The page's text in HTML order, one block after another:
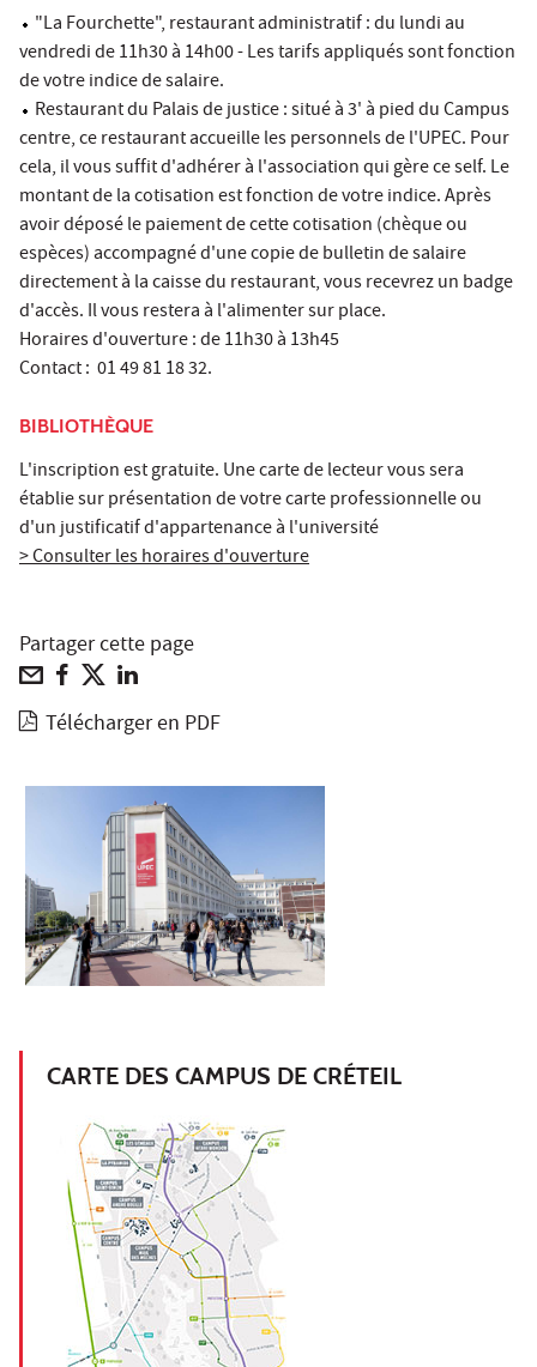
"La Fourchette", restaurant administratif : du lundi au
vendredi de 11h30 à 14h00 - Les tarifs appliqués sont fonction
de votre indice de salaire.
Restaurant du Palais de justice : situé à 3' à pied du Campus
centre, ce restaurant accueille les personnels de l'UPEC. Pour
cela, il vous suffit d'adhérer à l'association qui gère ce self. Le
montant de la cotisation est fonction de votre indice. Après
avoir déposé le paiement de cette cotisation (chèque ou
espèces) accompagné d'une copie de bulletin de salaire
directement à la caisse du restaurant, vous recevrez un badge
d'accès. Il vous restera à l'alimenter sur place.
Horaires d'ouverture : de 11h30 à 13h45
Contact : 01 49 81 18 32.
BIBLIOTHÈQUE
L'inscription est gratuite. Une carte de lecteur vous sera
établie sur présentation de votre carte professionnelle ou
d'un justificatif d'appartenance à l'université
> Consulter les horaires d'ouverture
Partager cette page
Télécharger en PDF
CARTE DES CAMPUS DE CRÉTEIL